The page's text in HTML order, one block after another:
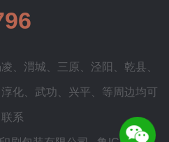
渭城 三原 泾阳 乾县
淳化 武功 兴平 、等周边均可
联系